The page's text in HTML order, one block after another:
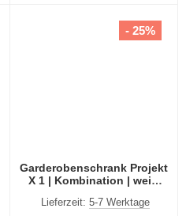
Garderobenschrank Projekt
X 1 | Kombination | weiß
teilig
Lieferzeit:5-7 Werktage
- 25%